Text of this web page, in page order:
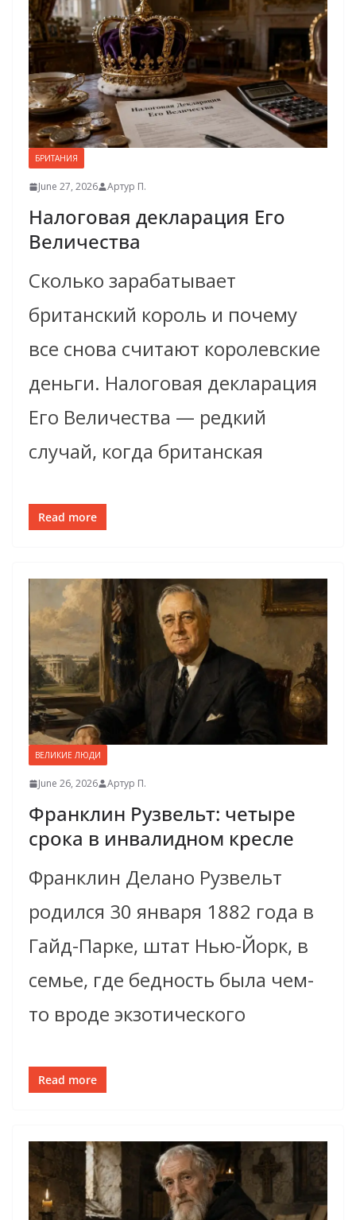
БРИТАНИЯ
June 27, 2026 Артур П.
Налоговая декларация Его
Величества
Сколько зарабатывает
британский король и почему
все снова считают королевские
деньги. Налоговая декларация
Его Величества — редкий
случай, когда британская
Read more
ВЕЛИКИЕ ЛЮДИ
June 26, 2026 Артур П.
Франклин Рузвельт: четыре
срока в инвалидном кресле
Франклин Делано Рузвельт
родился 30 января 1882 года в
Гайд-Парке, штат Нью-Йорк, в
семье, где бедность была чем-
то вроде экзотического
Read more